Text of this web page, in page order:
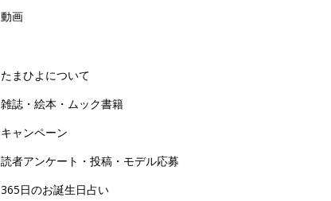
動画
たまひよについて
雑誌・絵本・ムック書籍
キャンペーン
読者アンケート・投稿・モデル応募
365日のお誕生日占い